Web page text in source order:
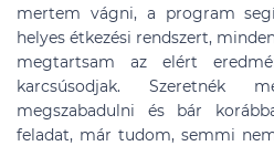
mertem vágni, a program
helyes étkezési rendszert,
megtartsam az elért
karcsúsodjak. Szeretnék
megszabadulni és bár
feladat, már tudom, semmi